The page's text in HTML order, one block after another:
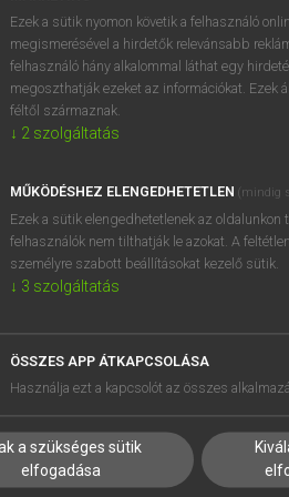
BELÉPÉS
MEGOLDÁSOK
SÚGÓ
RÓLUNK
SÜTI
Ezek a sütik nyomon követik a felhasználó
megismerésével a hirdetők relevánsabb
felhasználó hány alkalommal láthat egy
megoszthatják ezeket az információkat.
féltől származnak.
↓ 2 szolgáltatás
MŰKÖDÉSHEZ ELENGEDHETETLEN (mindig
Ezek a sütik elengedhetetlenek az
felhasználók nem tilthatják le azokat. A
személyre szabott beállításokat kezelő sütik.
↓ 3 szolgáltatás
ÖSSZES APP ÁTKAPCSOLÁSA
Használja ezt a kapcsolót az összes
a szükséges sütik
elfogadása